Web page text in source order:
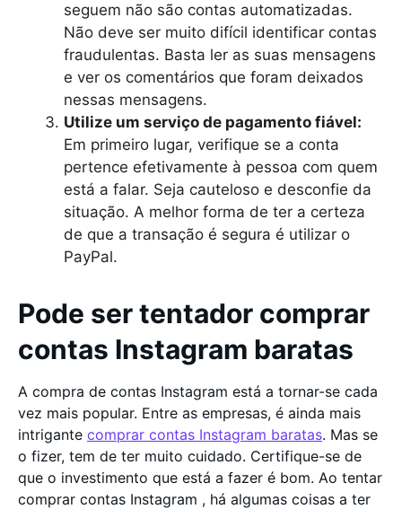
seguem não são contas automatizadas.
Não deve ser muito difícil identificar contas
fraudulentas. Basta ler as suas mensagens
e ver os comentários que foram deixados
nessas mensagens.
Utilize um serviço de pagamento fiável:
Em primeiro lugar, verifique se a conta
pertence efetivamente à pessoa com quem
está a falar. Seja cauteloso e desconfie da
situação. A melhor forma de ter a certeza
de que a transação é segura é utilizar o
PayPal.
Pode ser tentador comprar
contas Instagram baratas
A compra de contas Instagram está a tornar-se cada
vez mais popular. Entre as empresas, é ainda mais
intrigante comprar contas Instagram baratas. Mas se
o fizer, tem de ter muito cuidado. Certifique-se de
que o investimento que está a fazer é bom. Ao tentar
comprar contas Instagram , há algumas coisas a ter